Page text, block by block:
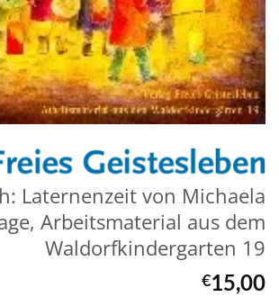
Laternenzeit von Michaela
Arbeitsmaterial aus dem
Waldorfkindergarten 19
€15,00